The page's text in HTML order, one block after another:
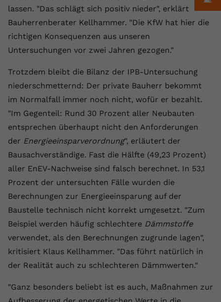
lassen. "Das schlägt sich positiv nieder", erklärt
Bauherrenberater Kellhammer. "Die KfW hat hier die
richtigen Konsequenzen aus unseren
Untersuchungen vor zwei Jahren gezogen."
Trotzdem bleibt die Bilanz der IPB-Untersuchung
niederschmetternd: Der private Bauherr bekommt
im Normalfall immer noch nicht, wofür er bezahlt.
"Im Gegenteil: Rund 30 Prozent aller Neubauten
entsprechen überhaupt nicht den Anforderungen
der Energieeinsparverordnung", erläutert der
Bausachverständige. Fast die Hälfte (49,23 Prozent)
aller EnEV-Nachweise sind falsch berechnet. In 53,1
Prozent der untersuchten Fälle wurden die
Berechnungen zur Energieeinsparung auf der
Baustelle technisch nicht korrekt umgesetzt. "Zum
Beispiel werden häufig schlechtere Dämmstoffe
verwendet, als den Berechnungen zugrunde lagen",
kritisiert Klaus Kellhammer. "Das führt natürlich in
der Realität auch zu schlechteren Dämmwerten."
"Ganz besonders beliebt ist es auch, Maßnahmen zur
Anbieter Youtube.com
Zweck
Videopräferenzen des Benutzers zu
speichern, der eingebettete YouTube-
Videos verwendet.
Name yt.innertube::requests
Anbieter youtube.com
Laufzeit Session
Dieser von YouTube gesetzte Cookie
Daten darüber zu speichern, welche
Videos von YouTube der Nutzer
gesehen hat.
Name yt.innertube::nextId
Anbieter Youtube.com